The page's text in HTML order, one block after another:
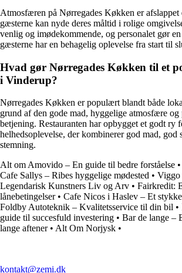
Atmosfæren på Nørregades Køkken er
gæsterne kan nyde deres måltid i rolige
venlig og imødekommende, og personalet gør
gæsterne har en behagelig oplevelse fra start til
Hvad gør Nørregades Køkken til et
i Vinderup?
Nørregades Køkken er populært blandt både
grund af den gode mad, hyggelige atmosfære og
betjening. Restauranten har opbygget et godt ry
helhedsoplevelse, der kombinerer god mad, god
stemning.
Alt om Amovido – En guide til bedre forståelse •
Cafe Sallys – Ribes hyggelige mødested • Viggo
Legendarisk Kunstners Liv og Arv • Fairkredit:
lånebetingelser• Cafe Nicos i Haslev – Et
Foldby Autoteknik – Kvalitetsservice til din bil •
guide til succesfuld investering • Bar de lange –
lange aftener• Alt Om Norjysk •
kontakt@zemi.dk